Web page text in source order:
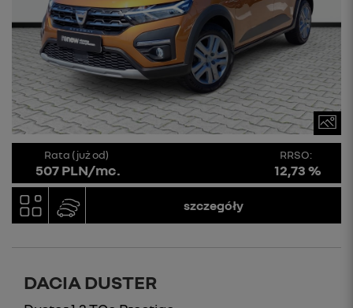
Rata (już od)
507 PLN/mc.
RRSO:
12,73 %
szczegóły
DACIA DUSTER